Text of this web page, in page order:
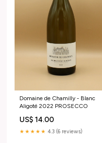
Domaine de Chamilly - Blanc
Aligoté 2022 PROSECCO
US$ 14.00
★★★★★ 4.3 (6 reviews)